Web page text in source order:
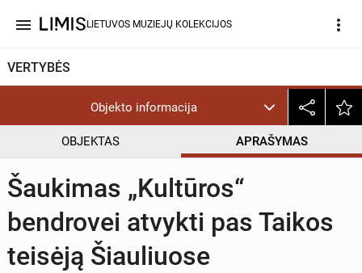
menu LIETUVOS MUZIEJŲ KOLEKCIJOS more_vert
VERTYBĖS
Objekto informacija
OBJEKTAS APRAŠYMAS
Šaukimas „Kultūros“
bendrovei atvykti pas Taikos
teisėją Šiauliuose